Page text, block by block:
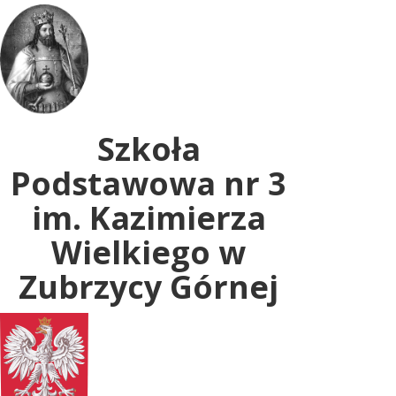
Uwaga:
ta
witryna
zawiera
system
dostępności.
Szkoła
Podstawowa nr 3
im. Kazimierza
Wielkiego w
Zubrzycy Górnej